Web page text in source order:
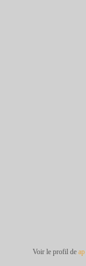
Voir le profil de ap